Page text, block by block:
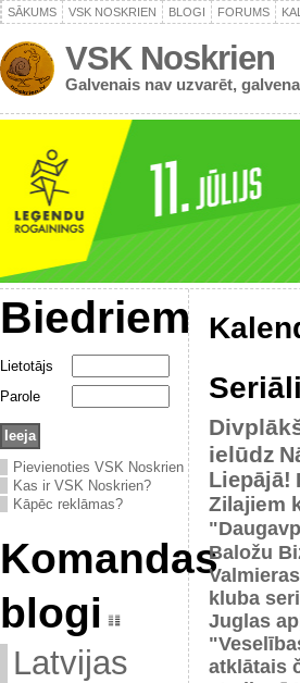
SĀKUMS VSK NOSKRIEN BLOGI FORUMS
VSK Noskrien
Galvenais nav uzvarēt,
Biedriem
Lietotājs
Parole
Pievienoties VSK Noskrien
Kas ir VSK Noskrien?
Kāpēc reklāmas?
Komandas
blogi
Latvijas
Seriāli
ielūdz
Liepājā!
Zilajiem
Baložu
kluba
Juglas
atklātais